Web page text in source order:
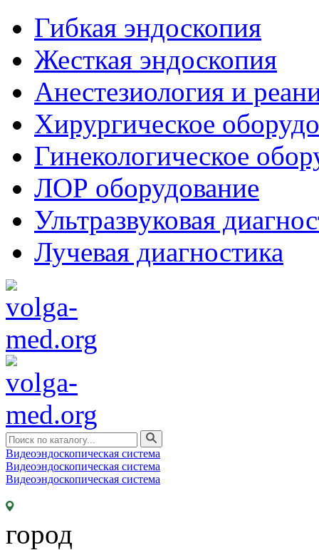
Гибкая эндоскопия
Жесткая эндоскопия
Анестезиология и
Хирургическое
Гинекологическое
ЛОР оборудование
Ультразвуковая
Лучевая диагностика
Видеоэндоскопическая система
Видеоэндоскопическая система
Видеоэндоскопическая система
город